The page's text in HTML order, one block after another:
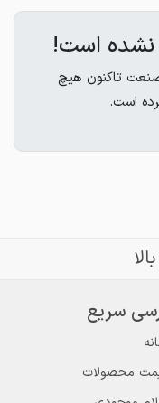
است!
صنعت تاکنون هیچ
است.
سریع
محصولات